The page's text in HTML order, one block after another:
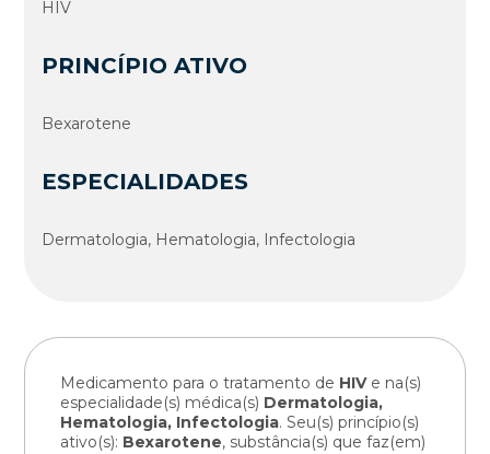
HIV
PRINCÍPIO ATIVO
Bexarotene
ESPECIALIDADES
Dermatologia, Hematologia, Infectologia
Medicamento para o tratamento de HIVe na(s)
especialidade(s) médica(s) Dermatologia,
Hematologia, Infectologia. Seu(s) princípio(s)
ativo(s): Bexarotene, substância(s) que faz(em)